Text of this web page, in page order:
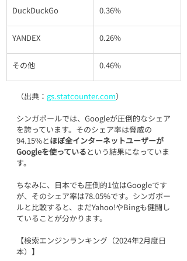
DuckDuckGo 0.36%
YANDEX 0.26%
その他 0.46%
（出典： gs.statcounter.com）
シンガポールでは、Googleが圧倒的なシェア
を誇っています。そのシェア率は脅威の
94.15%とほぼ全インターネットユーザーが
Googleを使っているという結果になっていま
す。
ちなみに、日本でも圧倒的1位はGoogleです
が、そのシェア率は78.05%です。シンガポー
ルと比較すると、まだYahoo!やBingも健闘し
ていることが分かります。
【検索エンジンランキング（2024年2月度日
本）】